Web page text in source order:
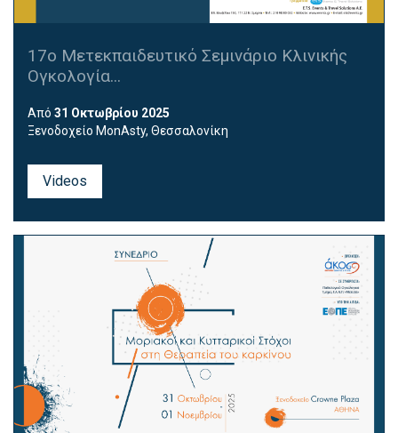
17ο Μετεκπαιδευτικό Σεμινάριο Κλινικής
Ογκολογία...
Από 31 Οκτωβρίου 2025
Ξενοδοχείο MonAsty, Θεσσαλονίκη
Videos